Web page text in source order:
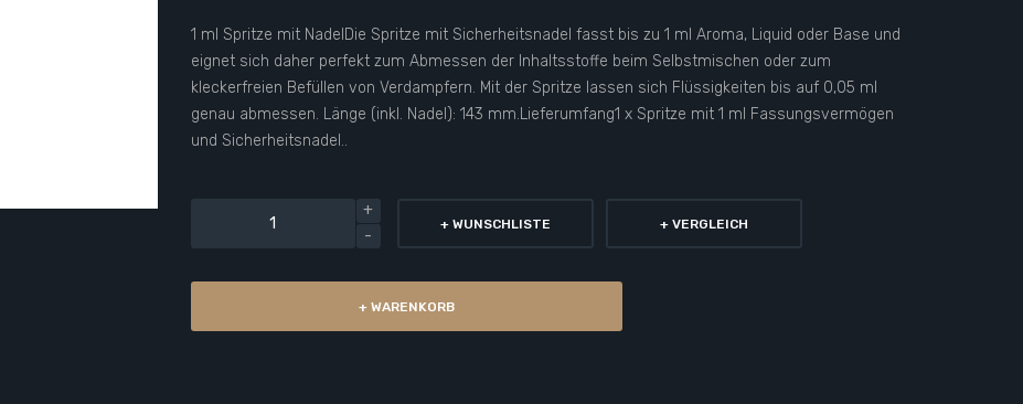
1 ml Spritze mit NadelDie Spritze mit Sicherheitsnadel fasst bis zu 1 ml Aroma, Liquid oder Base und
eignet sich daher perfekt zum Abmessen der Inhaltsstoffe beim Selbstmischen oder zum
kleckerfreien Befüllen von Verdampfern. Mit der Spritze lassen sich Flüssigkeiten bis auf 0,05 ml
genau abmessen. Länge (inkl. Nadel): 143 mm.Lieferumfang1 x Spritze mit 1 ml Fassungsvermögen
und Sicherheitsnadel..
+ WUNSCHLISTE + VERGLEICH
+ WARENKORB